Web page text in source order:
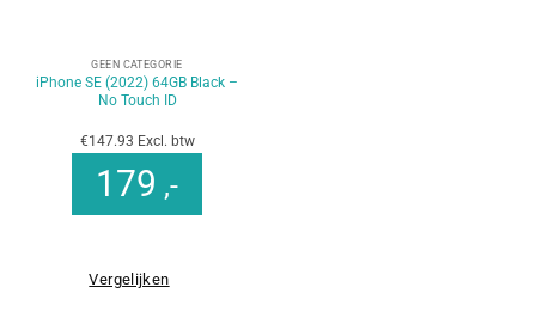
GEEN CATEGORIE
iPhone SE (2022) 64GB Black –
No Touch ID
€147.93 Excl. btw
179 ,-
Vergelijken